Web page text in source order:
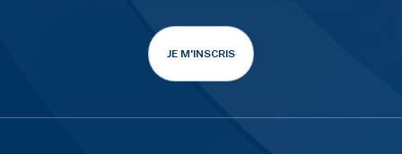
JE M'INSCRIS